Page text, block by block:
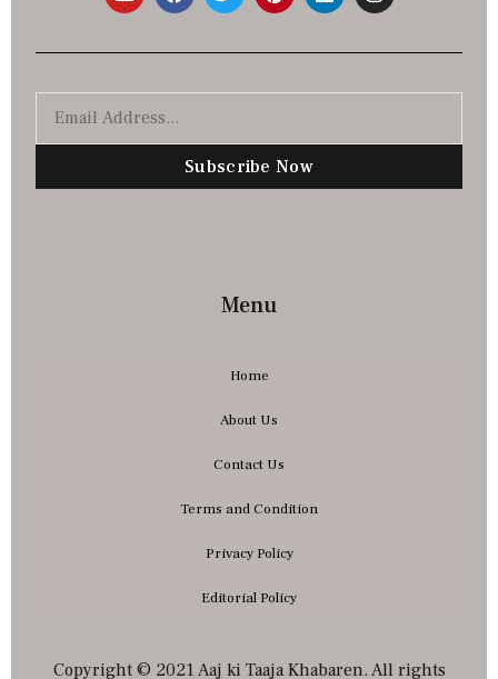
Subscribe Now
Menu
Home
About Us
Contact Us
Terms and Condition
Privacy Policy
Editorial Policy
Copyright © 2021 Aaj ki Taaja Khabaren. All rights